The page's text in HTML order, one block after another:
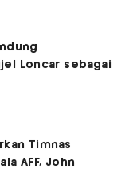
Loncar sebagai
Timnas
AFF, John